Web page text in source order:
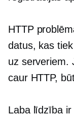
HTTP
datus, kas
uz serveriem.
caur HTTP,
Laba līdzība